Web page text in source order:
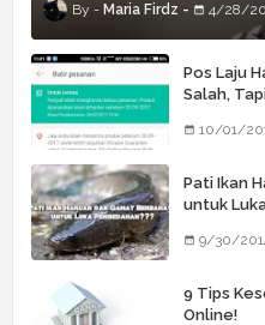
Maria Firdz 4/28/
Pos Laju
Salah,
10/01/
Pati Ikan
untuk
9/30/
9 Tips
Online!